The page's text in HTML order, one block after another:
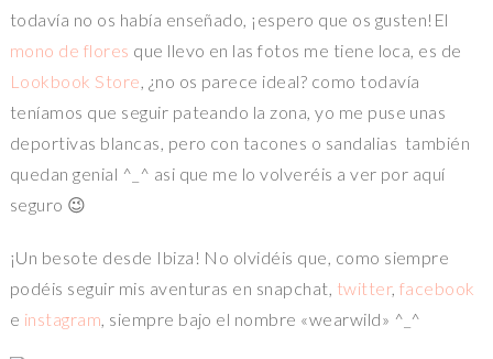
todavía no os había enseñado, ¡espero que os gusten!El
mono de flores que llevo en las fotos me tiene loca, es de
Lookbook Store, ¿no os parece ideal? como todavía
teníamos que seguir pateando la zona, yo me puse unas
deportivas blancas, pero con tacones o sandalias también
quedan genial ^_^ asi que me lo volveréis a ver por aquí
seguro 😉
¡Un besote desde Ibiza! No olvidéis que, como siempre
podéis seguir mis aventuras en snapchat, twitter, facebook
e instagram, siempre bajo el nombre «wearwild» ^_^